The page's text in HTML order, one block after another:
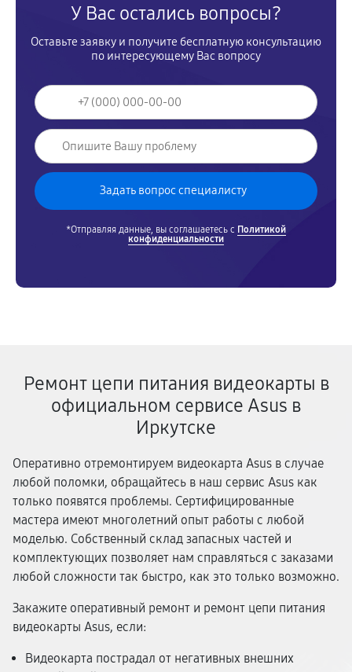
У Вас остались вопросы?
Оставьте заявку и получите бесплатную консультацию
по интересующему Вас вопросу
*Отправляя данные, вы соглашаетесь с Политикой
конфиденциальности
Ремонт цепи питания видеокарты в
официальном сервисе Asus в
Иркутске
Оперативно отремонтируем видеокарта Asus в случае
любой поломки, обращайтесь в наш сервис Asus как
только появятся проблемы. Сертифицированные
мастера имеют многолетний опыт работы с любой
моделью. Собственный склад запасных частей и
комплектующих позволяет нам справляться с заказами
любой сложности так быстро, как это только возможно.
Закажите оперативный ремонт и ремонт цепи питания
видеокарты Asus, если:
Видеокарта пострадал от негативных внешних